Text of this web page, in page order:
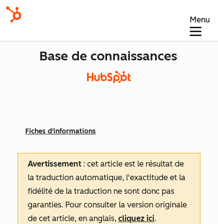
Menu
Base de connaissances
Fiches d'informations
Avertissement : cet article est le résultat de
la traduction automatique, l'exactitude et la
fidélité de la traduction ne sont donc pas
garanties. Pour consulter la version originale
de cet article, en anglais, cliquez ici.